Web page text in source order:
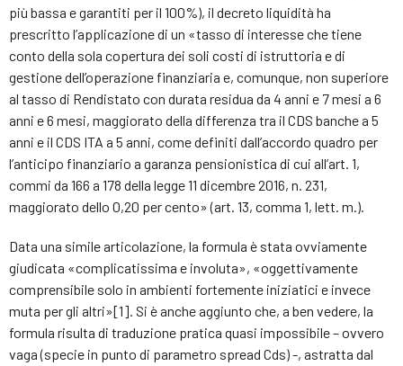
più bassa e garantiti per il 100%), il decreto liquidità ha
prescritto l’applicazione di un «tasso di interesse che tiene
conto della sola copertura dei soli costi di istruttoria e di
gestione dell’operazione finanziaria e, comunque, non superiore
al tasso di Rendistato con durata residua da 4 anni e 7 mesi a 6
anni e 6 mesi, maggiorato della differenza tra il CDS banche a 5
anni e il CDS ITA a 5 anni, come definiti dall’accordo quadro per
l’anticipo finanziario a garanza pensionistica di cui all’art. 1,
commi da 166 a 178 della legge 11 dicembre 2016, n. 231,
maggiorato dello 0,20 per cento» (art. 13, comma 1, lett. m.).
Data una simile articolazione, la formula è stata ovviamente
giudicata «complicatissima e involuta», «oggettivamente
comprensibile solo in ambienti fortemente iniziatici e invece
muta per gli altri»[1]. Si è anche aggiunto che, a ben vedere, la
formula risulta di traduzione pratica quasi impossibile – ovvero
vaga (specie in punto di parametro spread Cds) -, astratta dal